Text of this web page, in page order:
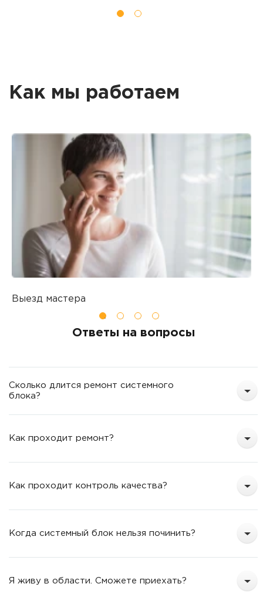
Как мы работаем
Выезд мастера
Вы оставляете заявку на ремонт
Ответы на вопросы
Сколько длится ремонт системного
блока?
Как проходит ремонт?
Как проходит контроль качества?
Когда системный блок нельзя починить?
Я живу в области. Сможете приехать?